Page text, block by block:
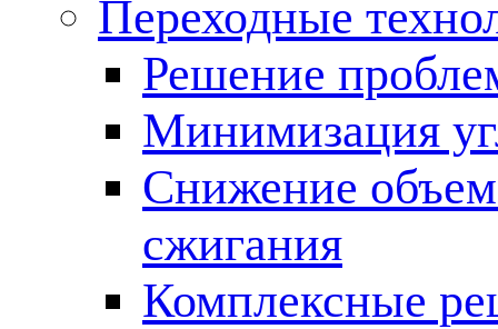
Переходные
Решение
Минимизация
Снижение
сжигания
Комплексные